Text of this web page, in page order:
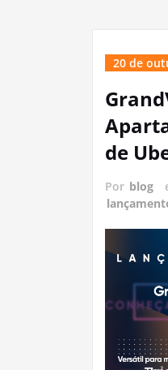
20 de
de
Por blog